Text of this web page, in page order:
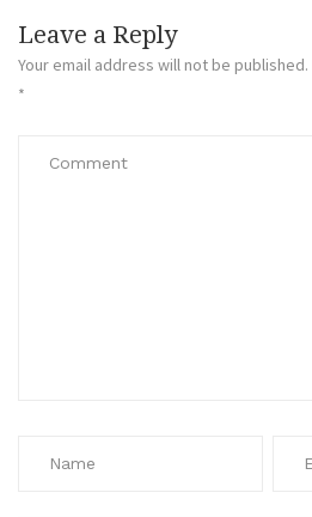
Leave a Reply
Your email address will not be published.
*